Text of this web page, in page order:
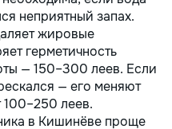
неприятный запах.
жировые
герметичность
— 150–300 леев. Если
— его меняют
леев.
в Кишинёве проще